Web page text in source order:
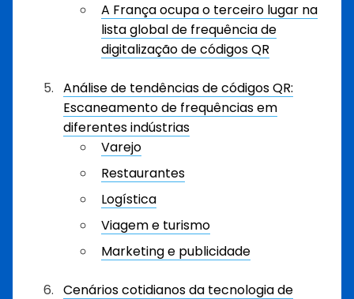
A França ocupa o terceiro lugar na
lista global de frequência de
digitalização de códigos QR
Análise de tendências de códigos QR:
Escaneamento de frequências em
diferentes indústrias
Varejo
Restaurantes
Logística
Viagem e turismo
Marketing e publicidade
Cenários cotidianos da tecnologia de